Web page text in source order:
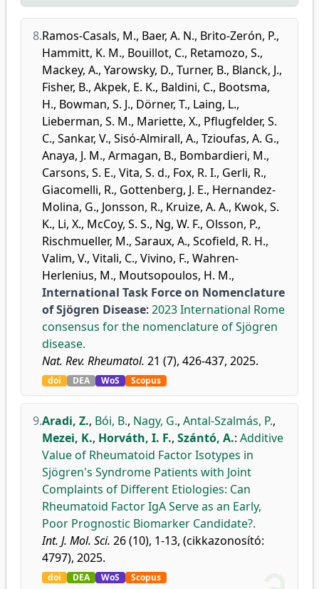
8.Ramos-Casals, M., Baer, A. N., Brito-Zerón, P.,
Hammitt, K. M., Bouillot, C., Retamozo, S.,
Mackey, A., Yarowsky, D., Turner, B., Blanck, J.,
Fisher, B., Akpek, E. K., Baldini, C., Bootsma,
H., Bowman, S. J., Dörner, T., Laing, L.,
Lieberman, S. M., Mariette, X., Pflugfelder, S.
C., Sankar, V., Sisó-Almirall, A., Tzioufas, A. G.,
Anaya, J. M., Armagan, B., Bombardieri, M.,
Carsons, S. E., Vita, S. d., Fox, R. I., Gerli, R.,
Giacomelli, R., Gottenberg, J. E., Hernandez-
Molina, G., Jonsson, R., Kruize, A. A., Kwok, S.
K., Li, X., McCoy, S. S., Ng, W. F., Olsson, P.,
Rischmueller, M., Saraux, A., Scofield, R. H.,
Valim, V., Vitali, C., Vivino, F., Wahren-
Herlenius, M., Moutsopoulos, H. M.,
International Task Force on Nomenclature
of Sjögren Disease: 2023 International Rome
consensus for the nomenclature of Sjögren
disease.
Nat. Rev. Rheumatol. 21 (7), 426-437, 2025.
doi DEA WoS Scopus
9.Aradi, Z., Bói, B., Nagy, G., Antal-Szalmás, P.,
Mezei, K., Horváth, I. F., Szántó, A.: Additive
Value of Rheumatoid Factor Isotypes in
Sjögren's Syndrome Patients with Joint
Complaints of Different Etiologies: Can
Rheumatoid Factor IgA Serve as an Early,
Poor Prognostic Biomarker Candidate?.
Int. J. Mol. Sci. 26 (10), 1-13, (cikkazonosító:
4797), 2025.
doi DEA WoS Scopus